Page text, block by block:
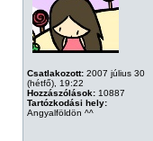
Csatlakozott: 2007 július 30
(hétfő), 19:22
Hozzászólások: 10887
Tartózkodási hely:
Angyalföldön ^^